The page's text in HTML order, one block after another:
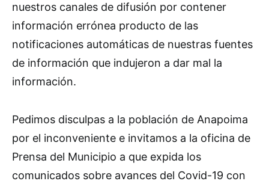
nuestros canales de difusión por contener
información errónea producto de las
notificaciones automáticas de nuestras fuentes
de información que indujeron a dar mal la
información.
Pedimos disculpas a la población de Anapoima
por el inconveniente e invitamos a la oficina de
Prensa del Municipio a que expida los
comunicados sobre avances del Covid-19 con